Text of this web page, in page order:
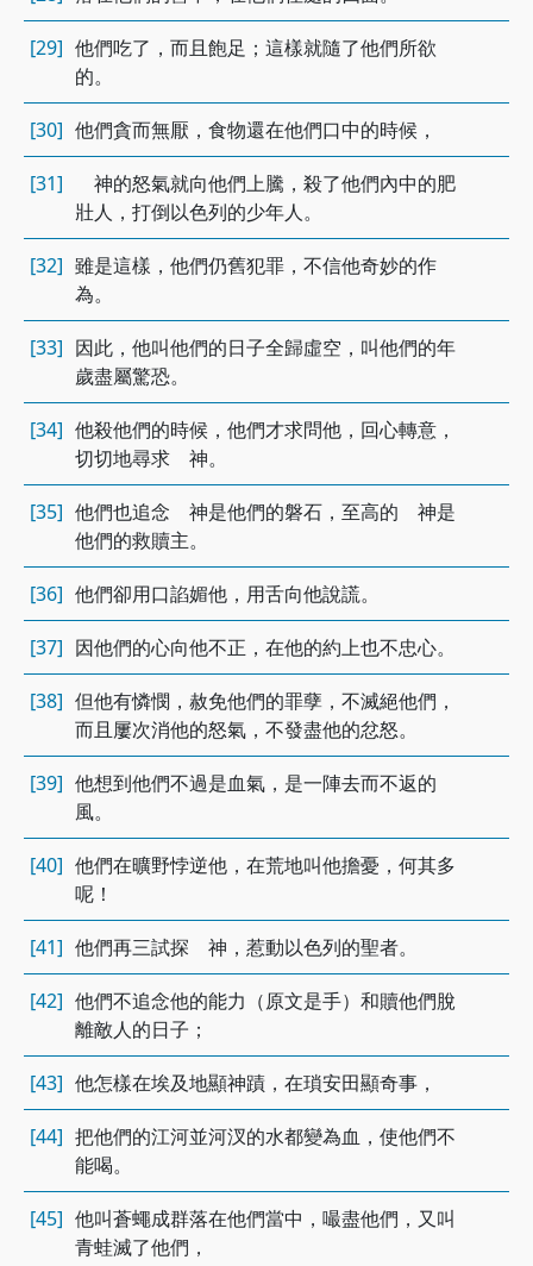
[29] 他們吃了，而且飽足；這樣就隨了他們所欲
的。
[30] 他們貪而無厭，食物還在他們口中的時候，
[31]
神的怒氣就向他們上騰，殺了他們內中的肥
壯人，打倒以色列的少年人。
[32] 雖是這樣，他們仍舊犯罪，不信他奇妙的作
為。
[33] 因此，他叫他們的日子全歸虛空，叫他們的年
歲盡屬驚恐。
[34] 他殺他們的時候，他們才求問他，回心轉意，
切切地尋求 神。
[35] 他們也追念 神是他們的磐石，至高的 神是
他們的救贖主。
[36] 他們卻用口諂媚他，用舌向他說謊。
[37] 因他們的心向他不正，在他的約上也不忠心。
[38] 但他有憐憫，赦免他們的罪孽，不滅絕他們，
而且屢次消他的怒氣，不發盡他的忿怒。
[39] 他想到他們不過是血氣，是一陣去而不返的
風。
[40] 他們在曠野悖逆他，在荒地叫他擔憂，何其多
呢！
[41] 他們再三試探 神，惹動以色列的聖者。
[42] 他們不追念他的能力（原文是手）和贖他們脫
離敵人的日子；
[43] 他怎樣在埃及地顯神蹟，在瑣安田顯奇事，
[44] 把他們的江河並河汊的水都變為血，使他們不
能喝。
[45] 他叫蒼蠅成群落在他們當中，嘬盡他們，又叫
青蛙滅了他們，